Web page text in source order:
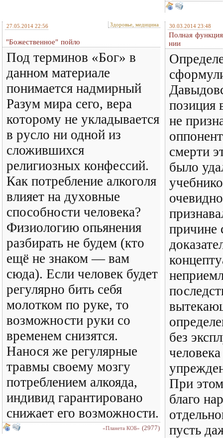
27.05.2014 22:56 Здоровье, медицина
"Божественное" пойло
Под терминов «Бог» в
данном материале
понимается надмирный
Разум мира сего, вера
которому не укладывается
в русло ни одной из
сложившихся
религиозных конфессий.
Как потребление алкоголя
влияет на духовные
способности человека?
Физиологию опьянения
разбирать не будем (кто
ещё не знаком — вам
сюда). Если человек будет
регулярно бить себя
молотком по руке, то
возможности руки со
временем снизятся.
Нанося же регулярные
травмы своему мозгу
потреблением алкояда,
индивид гарантировано
снижает его возможности.
«Планета КОБ» (2977)
30.03.2014 23:48
Пол­ная
нии
позиция
не
смерти
было
причине
без
При
благо
пусть